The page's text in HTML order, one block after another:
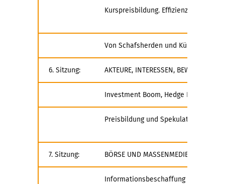
Kurspreisbildung.
Von Schafsherden und Kühen im
6. Sitzung: AKTEURE, INTERESSEN, BEWEGUNGEN
Investment Boom, Hedge Fonds und
Preisbildung und Spekulation. Die
7. Sitzung: BÖRSE UND MASSENMEDIEN
Informationsbeschaffung und